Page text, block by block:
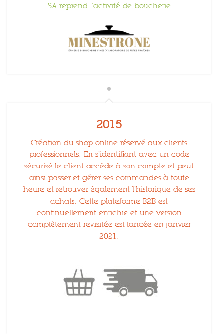
SA reprend l’activité de boucherie
2015
Création du shop online réservé aux clients
professionnels. En s’identifiant avec un code
sécurisé le client accède à son compte et peut
ainsi passer et gérer ses commandes à toute
heure et retrouver également l’historique de ses
achats. Cette plateforme B2B est
continuellement enrichie et une version
complètement revisitée est lancée en janvier
2021.